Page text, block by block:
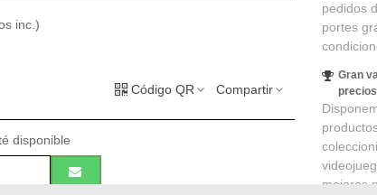
inc.)
Código QR
Compartir
disponible
pedidos
portes
Gran
precios
mejores